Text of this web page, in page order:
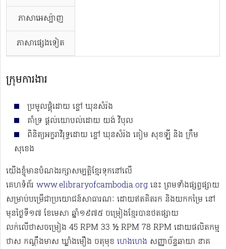
ភាសាអេស្ប៉ាញ
ភាសាផ្សេងទៀត
ក្រុមការងារ
ប្រមូលផ្ដុំដោយ ខ្ចៅ ឃុនសំរ៉ង
គាំទ្រ ផ្ដល់យោបល់ដោយ យង់ វិបុល
ពិនិត្យអក្ខរាវិរុទ្ធដោយ ខ្ចៅ ឃុនសំរ៉ង គៀម សុខឡី​​​​​​ និង ក្រឹម
សុខេង
យើងខ្ញុំមានបំណងរក្សាសម្បត្តិខ្មែរទុកនៅលើ
គេហទំព័រ www.elibraryofcambodia.org នេះ ព្រមទាំងផ្សព្វផ្សាយ
សម្រាប់បម្រើជាប្រយោជន៍សាធារណៈ ដោយឥតគិតរក និងយកកម្រៃ នៅ
មុនថ្ងៃទី១៧ ខែមេសា ឆ្នាំ១៩៧៥ ចម្រៀងខ្មែរបានថតផ្សាយ
លក់លើថាសចម្រៀង 45 RPM 33 ½ RPM 78 RPM​ ដោយផលិតកម្ម
ថាស កណ្ដឹងមាស ឃ្លាំងមឿង ចតុមុខ ហេងហេង សញ្ញាច័ន្ទឆាយា នាគ